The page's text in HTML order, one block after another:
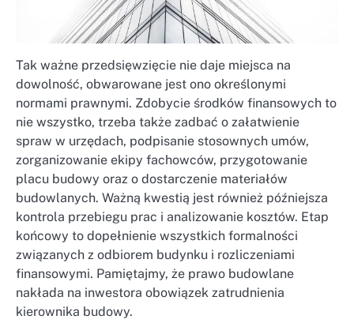
Tak ważne przedsięwzięcie nie daje miejsca na
dowolność, obwarowane jest ono określonymi
normami prawnymi. Zdobycie środków finansowych to
nie wszystko, trzeba także zadbać o załatwienie
spraw w urzędach, podpisanie stosownych umów,
zorganizowanie ekipy fachowców, przygotowanie
placu budowy oraz o dostarczenie materiałów
budowlanych. Ważną kwestią jest również późniejsza
kontrola przebiegu prac i analizowanie kosztów. Etap
końcowy to dopełnienie wszystkich formalności
związanych z odbiorem budynku i rozliczeniami
finansowymi. Pamiętajmy, że prawo budowlane
nakłada na inwestora obowiązek zatrudnienia
kierownika budowy.